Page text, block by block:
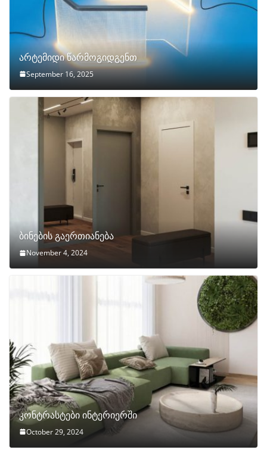
არტემიდი წარმოგიდგენთ
September 16, 2025
ბინების გაერთიანება
November 4, 2024
კონტრასტები ინტერიერში
October 29, 2024